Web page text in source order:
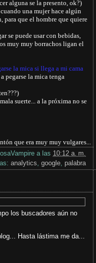
alguna se la presento, ok?)
una mujer hace algún
para que el hombre que quiere
se puede usar con bebidas,
muy muy borrachos ligan el
la mica si llega a mi cama
pegarse la mica tenga
suerte... a la próxima no se
que era muy muy vulgares...
a las 10:12 a. m.
analytics google palabra
los buscadores aún no
Hasta lástima me da...